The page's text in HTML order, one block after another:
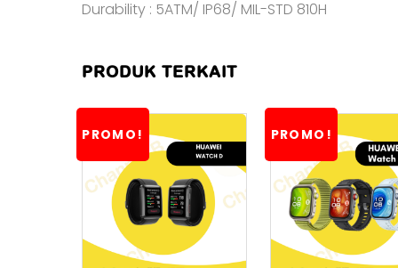
Durability : 5ATM/ IP68/ MIL-STD 810H
PRODUK TERKAIT
PROMO! PROMO!